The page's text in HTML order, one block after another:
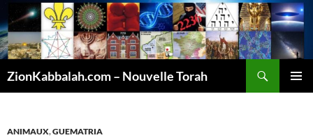
ZionKabbalah.com – Nouvelle Torah
ANIMAUX,GUEMATRIA